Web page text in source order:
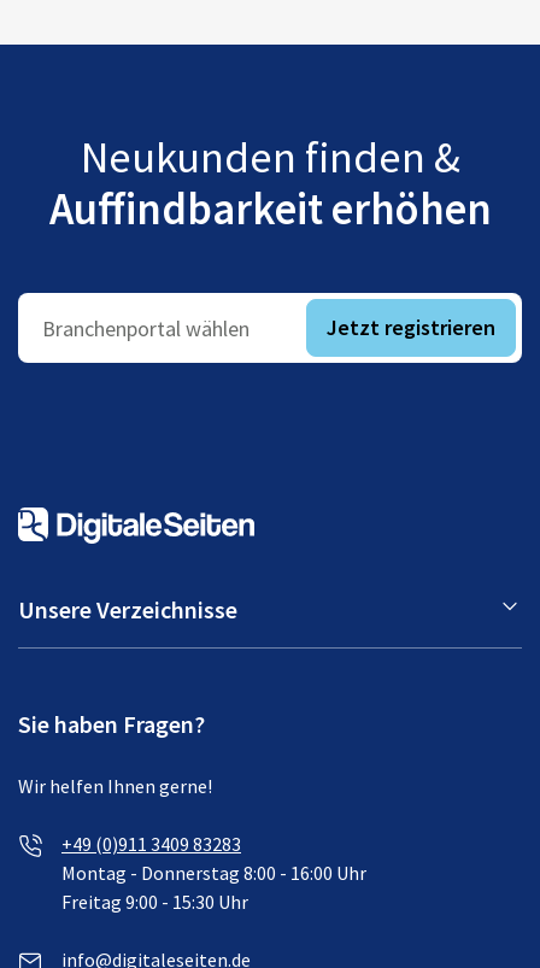
Neukunden finden &
Auffindbarkeit erhöhen
Branchenportal wählen Jetzt registrieren
Unsere Verzeichnisse
Sie haben Fragen?
Wir helfen Ihnen gerne!
+49 (0)911 3409 83283
Montag - Donnerstag 8:00 - 16:00 Uhr
Freitag 9:00 - 15:30 Uhr
info@digitaleseiten.de